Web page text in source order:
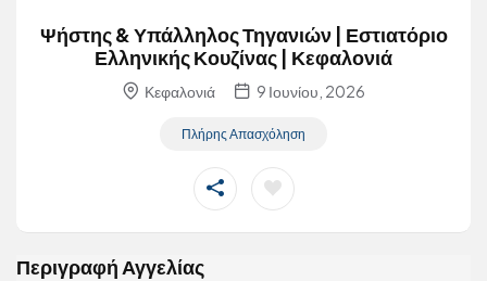
Ψήστης & Υπάλληλος Τηγανιών | Εστιατόριο
Ελληνικής Κουζίνας | Κεφαλονιά
Κεφαλονιά 9 Ιουνίου, 2026
Πλήρης Απασχόληση
Περιγραφή Αγγελίας